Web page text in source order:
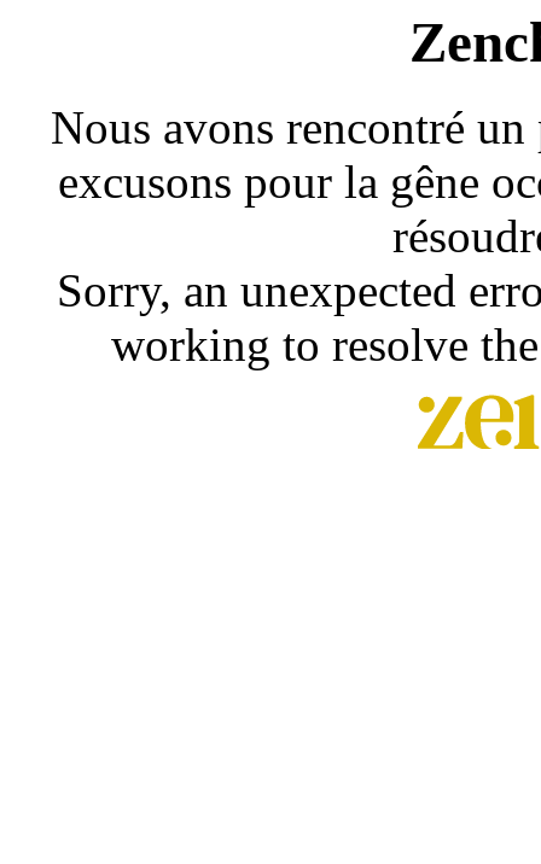
Nous avons rencontré
excusons pour la gêne
Sorry, an unexpected
working to resolve